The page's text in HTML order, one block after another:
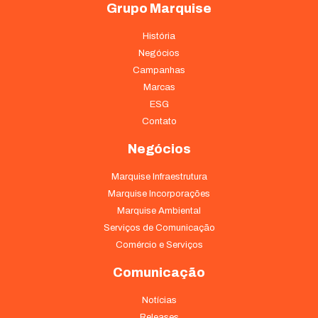
Grupo Marquise
História
Negócios
Campanhas
Marcas
ESG
Contato
Negócios
Marquise Infraestrutura
Marquise Incorporações
Marquise Ambiental
Serviços de Comunicação
Comércio e Serviços
Comunicação
Notícias